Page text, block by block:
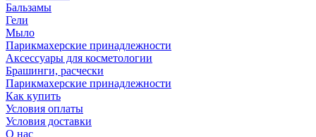
Бальзамы
Гели
Мыло
Парикмахерские принадлежности
Аксессуары для косметологии
Брашинги, расчески
Парикмахерские принадлежности
Как купить
Условия оплаты
Условия доставки
О нас